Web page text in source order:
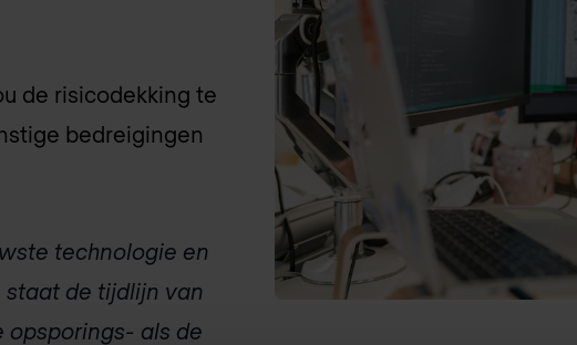
de risicodekking te
bedreigingen
technologie en
staat de tijdlijn van
als de